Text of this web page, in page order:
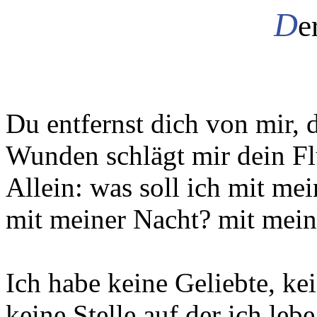
D
Du entfernst dich von mir,
Wunden schlägt mir dein
Allein: was soll ich mit
mit meiner Nacht? mit
Ich habe keine Geliebte,